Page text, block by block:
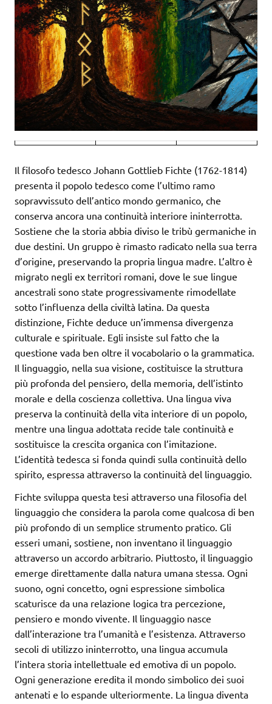
Il filosofo tedesco Johann Gottlieb Fichte (1762-1814)
presenta il popolo tedesco come l’ultimo ramo
sopravvissuto dell’antico mondo germanico, che
conserva ancora una continuità interiore ininterrotta.
Sostiene che la storia abbia diviso le tribù germaniche in
due destini. Un gruppo è rimasto radicato nella sua terra
d’origine, preservando la propria lingua madre. L’altro è
migrato negli ex territori romani, dove le sue lingue
ancestrali sono state progressivamente rimodellate
sotto l’influenza della civiltà latina. Da questa
distinzione, Fichte deduce un’immensa divergenza
culturale e spirituale. Egli insiste sul fatto che la
questione vada ben oltre il vocabolario o la grammatica.
Il linguaggio, nella sua visione, costituisce la struttura
più profonda del pensiero, della memoria, dell’istinto
morale e della coscienza collettiva. Una lingua viva
preserva la continuità della vita interiore di un popolo,
mentre una lingua adottata recide tale continuità e
sostituisce la crescita organica con l’imitazione.
L’identità tedesca si fonda quindi sulla continuità dello
spirito, espressa attraverso la continuità del linguaggio.
Fichte sviluppa questa tesi attraverso una filosofia del
linguaggio che considera la parola come qualcosa di ben
più profondo di un semplice strumento pratico. Gli
esseri umani, sostiene, non inventano il linguaggio
attraverso un accordo arbitrario. Piuttosto, il linguaggio
emerge direttamente dalla natura umana stessa. Ogni
suono, ogni concetto, ogni espressione simbolica
scaturisce da una relazione logica tra percezione,
pensiero e mondo vivente. Il linguaggio nasce
dall’interazione tra l’umanità e l’esistenza. Attraverso
secoli di utilizzo ininterrotto, una lingua accumula
l’intera storia intellettuale ed emotiva di un popolo.
Ogni generazione eredita il mondo simbolico dei suoi
antenati e lo espande ulteriormente. La lingua diventa